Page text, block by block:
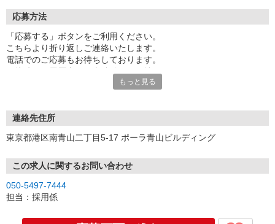
応募方法
「応募する」ボタンをご利用ください。
こちらより折り返しご連絡いたします。
電話でのご応募もお待ちしております。
※お電話でのお問い合わせは、光IP電話、及びIP電話からはご利用
もっと見る
連絡先住所
東京都港区南青山二丁目5-17 ポーラ青山ビルディング
この求人に関するお問い合わせ
050-5497-7444
担当：採用係